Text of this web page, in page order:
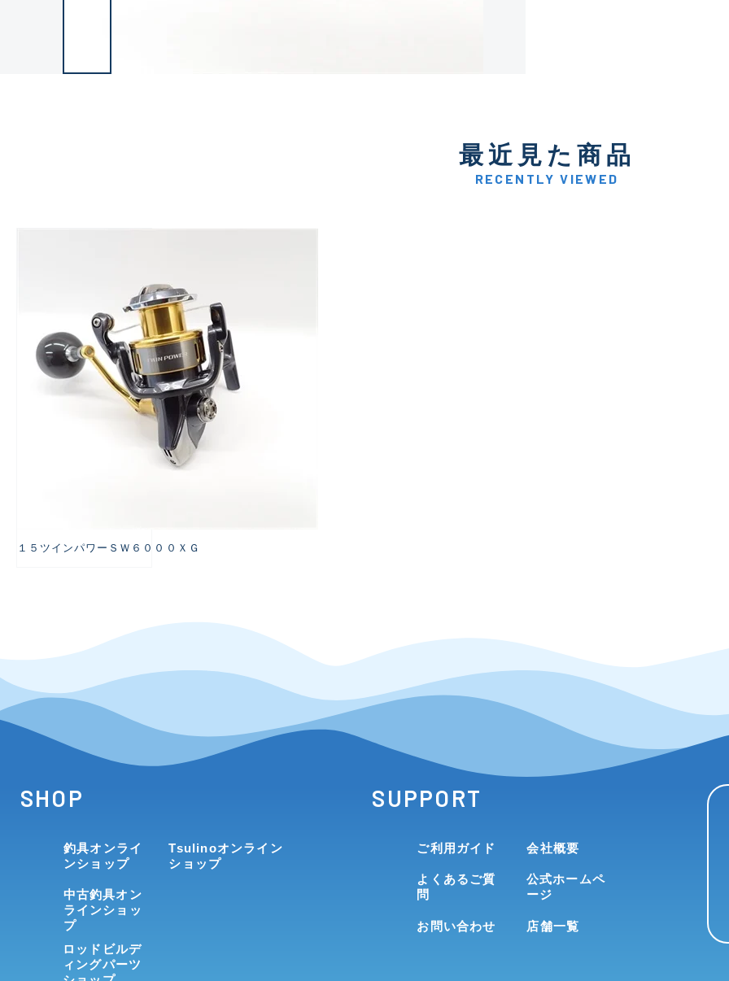
C-
い品
最近見た商品
RECENTLY VIEWED
１５ツインパワーＳＷ６０００ＸＧ
SHOP
釣具オンライ
ンショップ
中古釣具オン
ラインショッ
プ
ロッドビルデ
ィングパーツ
Tsulinoオンライン
ショップ
SUPPORT
ご利用ガイド
よくあるご質
問
お問い合わせ
会社概要
公式ホームペ
ージ
店舗一覧